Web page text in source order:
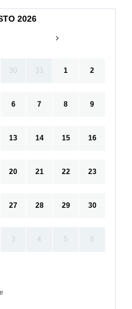
2026
30 31 1 2
6 7 8 9
13 14 15 16
20 21 22 23
27 28 29 30
3 4 5 6